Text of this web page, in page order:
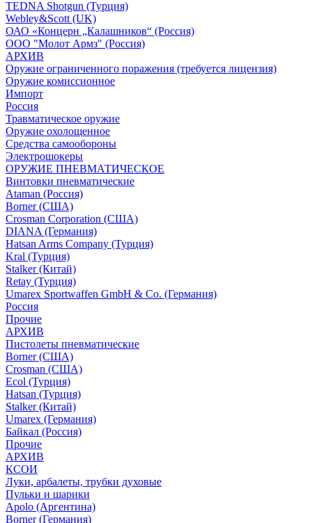
TEDNA Shotgun (Турция)
Webley&Scott (UK)
ОАО «Концерн „Калашников“ (Россия)
ООО "Молот Армз" (Россия)
АРХИВ
Оружие ограниченного поражения (требуется лицензия)
Оружие комиссионное
Импорт
Россия
Травматическое оружие
Оружие охолощенное
Средства самообороны
Электрошокеры
ОРУЖИЕ ПНЕВМАТИЧЕСКОЕ
Винтовки пневматические
Ataman (Россия)
Borner (США)
Crosman Corporation (США)
DIANA (Германия)
Hatsan Arms Company (Турция)
Kral (Турция)
Stalker (Китай)
Retay (Турция)
Umarex Sportwaffen GmbH & Co. (Германия)
Россия
Прочие
АРХИВ
Пистолеты пневматические
Borner (США)
Crosman (США)
Ecol (Турция)
Hatsan (Турция)
Stalker (Китай)
Umarex (Германия)
Байкал (Россия)
Прочие
АРХИВ
КСОИ
Луки, арбалеты, трубки духовые
Пульки и шарики
Apolo (Аргентина)
Borner (Германия)